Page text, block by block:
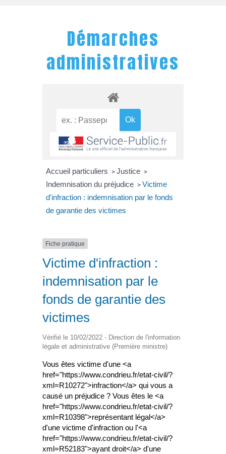
Démarches
administratives
Accueil particuliers > Justice >
Indemnisation du préjudice > Victime
d'infraction : indemnisation par le fonds
de garantie des victimes
Fiche pratique
Victime d'infraction :
indemnisation par le
fonds de garantie des
victimes
Vérifié le 10/02/2022 - Direction de l'information
légale et administrative (Première ministre)
Vous êtes victime d'une <a
href="https://www.condrieu.fr/etat-civil/?
xml=R10272">infraction</a> qui vous a
causé un préjudice ? Vous êtes le <a
href="https://www.condrieu.fr/etat-civil/?
xml=R10398">représentant légal</a>
d'une victime d'infraction ou l'<a
href="https://www.condrieu.fr/etat-civil/?
xml=R52183">ayant droit</a> d'une